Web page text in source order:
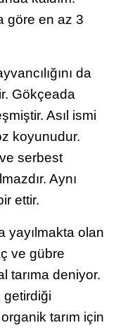
göre en az 3
da
Gökçeada
Asıl ismi
koyunudur.
serbest
Aynı
ettir.
yayılmakta olan
ve gübre
tarıma deniyor.
getirdiği
tarım için